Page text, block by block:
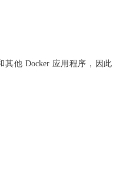
其他 Docker 应用程序，因